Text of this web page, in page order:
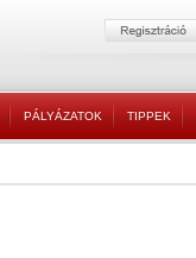
PÁLYÁZATOK TIPPEK